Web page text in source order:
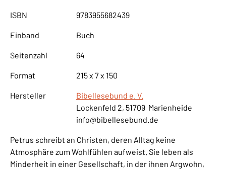
ISBN 9783955682439
Einband Buch
Seitenzahl 64
Format 215 x 7 x 150
Hersteller
Bibellesebund e. V.
Lockenfeld 2, 51709 Marienheide
info@bibellesebund.de
Petrus schreibt an Christen, deren Alltag keine
Atmosphäre zum Wohlfühlen aufweist. Sie leben als
Minderheit in einer Gesellschaft, in der ihnen Argwohn,